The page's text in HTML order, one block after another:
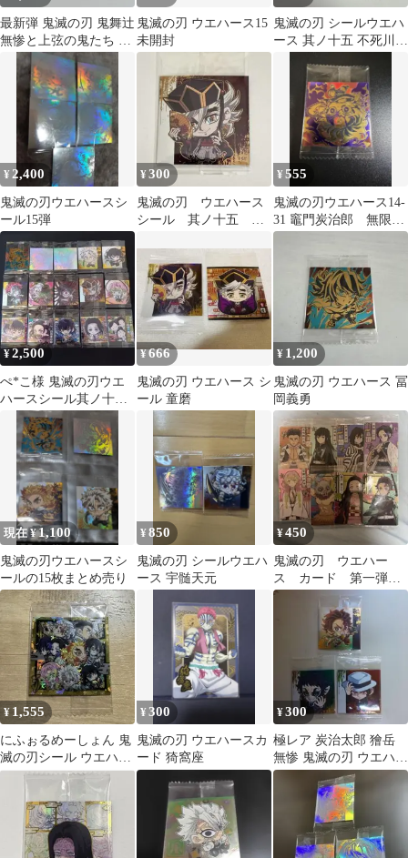
最新弾 鬼滅の刃 鬼舞辻
無惨と上弦の鬼たち シ
ール ウエハース 15弾
鬼滅の刃 ウエハース15
未開封
鬼滅の刃 シールウエハ
ース 其ノ十五 不死川実
¥ 2,400
鬼滅の刃ウエハースシ
ール15弾
¥300
鬼滅の刃 ウエハース
シール 其ノ十五 童
¥555
鬼滅の刃ウエハース14-
31 竈門炭治郎 無限レ
ア
¥2,500
ぺ*こ様 鬼滅の刃ウエ
ハースシール其ノ十
五 まとめ売り
¥666
鬼滅の刃 ウエハース シ
ール 童磨
¥ 1,200
鬼滅の刃 ウエハース 冨
岡義勇
現在 ¥1,100
鬼滅の刃ウエハースシ
ールの15枚まとめ売り
¥850
鬼滅の刃 シールウエハ
ース 宇髄天元
¥450
鬼滅の刃 ウエハー
ス カード 第一弾
まとめ
¥ 1,555
にふぉるめーしょん 鬼
滅の刃シール ウエハー
ス 9人の柱 鬼滅7-01
¥300
鬼滅の刃 ウエハースカ
ード 猗窩座
¥300
極レア 炭治太郎 獪岳
無惨 鬼滅の刃 ウエハー
ス シール 其ノ十五 レ